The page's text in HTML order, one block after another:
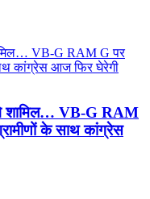
शामिल… VB-G RAM
के साथ कांग्रेस